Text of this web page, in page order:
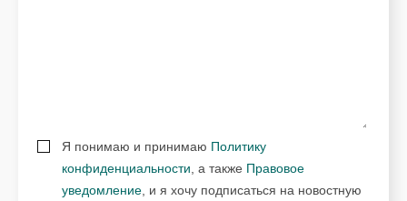
Я понимаю и принимаю Политику
конфиденциальности , а также Правовое
уведомление , и я хочу подписаться на новостную